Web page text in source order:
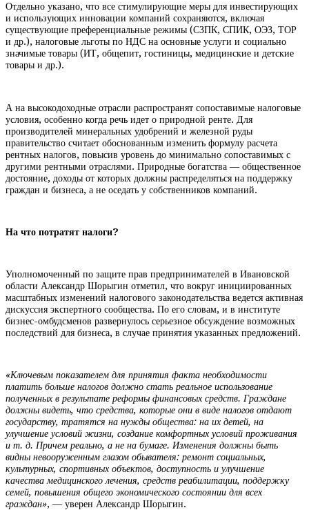
Отдельно указано, что все стимулирующие меры для инвестирующих
и использующих инновации компаний сохраняются, включая
существующие преференциальные режимы (СЗПК, СПИК, ОЭЗ, ТОР
и др.), налоговые льготы по НДС на основные услуги и социально
значимые товары (ИТ, общепит, гостиницы, медицинские и детские
товары и др.).
А на высокодоходные отрасли распространят сопоставимые налоговые
условия, особенно когда речь идет о природной ренте. Для
производителей минеральных удобрений и железной руды
правительство считает обоснованным изменить формулу расчета
рентных налогов, повысив уровень до минимально сопоставимых с
другими рентными отраслями. Природные богатства — общественное
достояние, доходы от которых должны распределяться на поддержку
граждан и бизнеса, а не оседать у собственников компаний.
На что потратят налоги?
Уполномоченный по защите прав предпринимателей в Ивановской
области Александр Шорыгин отметил, что вокруг инициированных
масштабных изменений налогового законодательства ведется активная
дискуссия экспертного сообщества. По его словам, и в институте
бизнес-омбудсменов развернулось серьезное обсуждение возможных
последствий для бизнеса, в случае принятия указанных предложений.
«Ключевым показателем для принятия факта необходимости
платить больше налогов должно стать реальное использование
полученных в результате реформы финансовых средств. Граждане
должны видеть, что средства, которые они в виде налогов отдают
государству, тратятся на нужды общества: на их детей, на
улучшение условий жизни, создание комфортных условий проживания
и т. д. Причем реально, а не на бумаге. Изменения должны быть
видны невооруженным глазом обывателя: ремонт социальных,
культурных, спортивных объектов, доступность и улучшение
качества медицинского лечения, средств реабилитации, поддержку
семей, повышения общего экономического состоянии для всех
граждан», — уверен Александр Шорыгин.